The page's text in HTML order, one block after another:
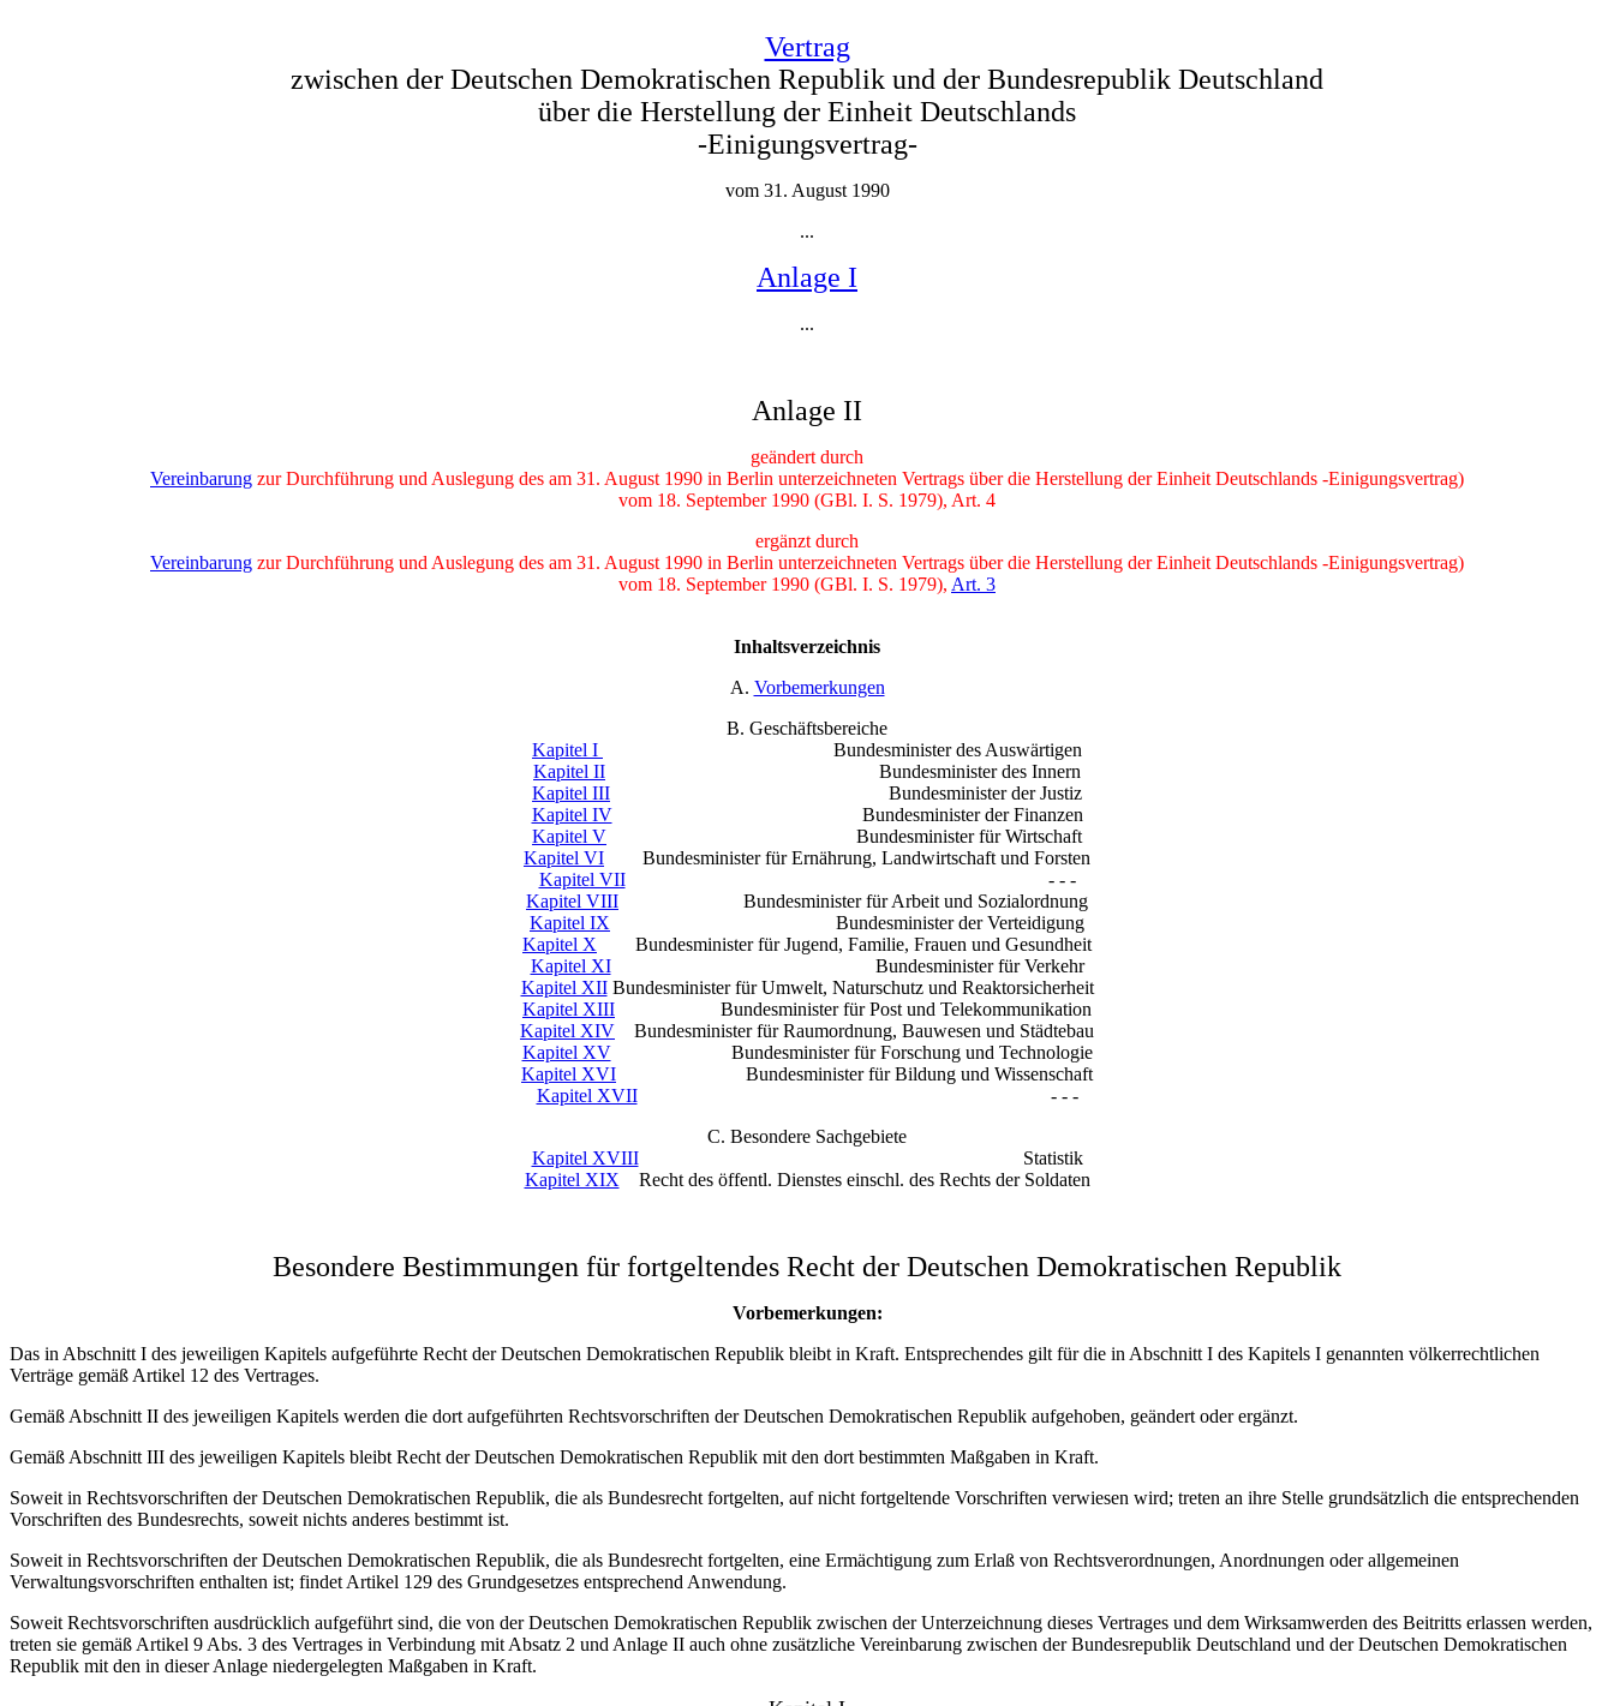
Vertrag
zwischen der Deutschen Demokratischen Republik und der Bundesrepublik Deutschland
über die Herstellung der Einheit Deutschlands
-Einigungsvertrag-
vom 31. August 1990
...
Anlage I
...
Anlage II
geändert durch
Vereinbarung zur Durchführung und Auslegung des am 31. August 1990 in Berlin unterzeichneten Vertrags über die Herstellung der Einheit Deutschlands -Einigungsvertrag)
vom 18. September 1990 (GBl. I. S. 1979), Art. 4
ergänzt durch
Vereinbarung zur Durchführung und Auslegung des am 31. August 1990 in Berlin unterzeichneten Vertrags über die Herstellung der Einheit Deutschlands -Einigungsvertrag)
vom 18. September 1990 (GBl. I. S. 1979), Art. 3
Inhaltsverzeichnis
A. Vorbemerkungen
B. Geschäftsbereiche
Kapitel I
Bundesminister des Auswärtigen
Kapitel II Bundesminister des Innern
Kapitel III Bundesminister der Justiz
Kapitel IVBundesminister der Finanzen
Kapitel V Bundesminister für Wirtschaft
Kapitel VI Bundesminister für Ernährung, Landwirtschaft und Forsten
Kapitel VII- - -
Kapitel VIII Bundesminister für Arbeit und Sozialordnung
Kapitel IX Bundesminister der Verteidigung
Kapitel X Bundesminister für Jugend, Familie, Frauen und Gesundheit
Kapitel XIBundesminister für Verkehr
Kapitel XIIBundesminister für Umwelt, Naturschutz und Reaktorsicherheit
Kapitel XIII Bundesminister für Post und Telekommunikation
Kapitel XIV Bundesminister für Raumordnung, Bauwesen und Städtebau
Kapitel XVBundesminister für Forschung und Technologie
Kapitel XVI Bundesminister für Bildung und Wissenschaft
Kapitel XVII- - -
C. Besondere Sachgebiete
Kapitel XVIIIStatistik
Kapitel XIX Recht des öffentl. Dienstes einschl. des Rechts der Soldaten
Besondere Bestimmungen für fortgeltendes Recht der Deutschen Demokratischen Republik
Vorbemerkungen:
Das in Abschnitt I des jeweiligen Kapitels aufgeführte Recht der Deutschen Demokratischen Republik bleibt in Kraft. Entsprechendes gilt für die in Abschnitt I des Kapitels I genannten völkerrechtlichen
Verträge gemäß Artikel 12 des Vertrages.
Gemäß Abschnitt II des jeweiligen Kapitels werden die dort aufgeführten Rechtsvorschriften der Deutschen Demokratischen Republik aufgehoben, geändert oder ergänzt.
Gemäß Abschnitt III des jeweiligen Kapitels bleibt Recht der Deutschen Demokratischen Republik mit den dort bestimmten Maßgaben in Kraft.
Soweit in Rechtsvorschriften der Deutschen Demokratischen Republik, die als Bundesrecht fortgelten, auf nicht fortgeltende Vorschriften verwiesen wird; treten an ihre Stelle grundsätzlich die entsprechenden
Vorschriften des Bundesrechts, soweit nichts anderes bestimmt ist.
Soweit in Rechtsvorschriften der Deutschen Demokratischen Republik, die als Bundesrecht fortgelten, eine Ermächtigung zum Erlaß von Rechtsverordnungen, Anordnungen oder allgemeinen
Verwaltungsvorschriften enthalten ist; findet Artikel 129 des Grundgesetzes entsprechend Anwendung.
Soweit Rechtsvorschriften ausdrücklich aufgeführt sind, die von der Deutschen Demokratischen Republik zwischen der Unterzeichnung dieses Vertrages und dem Wirksamwerden des Beitritts erlassen werden,
treten sie gemäß Artikel 9 Abs. 3 des Vertrages in Verbindung mit Absatz 2 und Anlage II auch ohne zusätzliche Vereinbarung zwischen der Bundesrepublik Deutschland und der Deutschen Demokratischen
Republik mit den in dieser Anlage niedergelegten Maßgaben in Kraft.